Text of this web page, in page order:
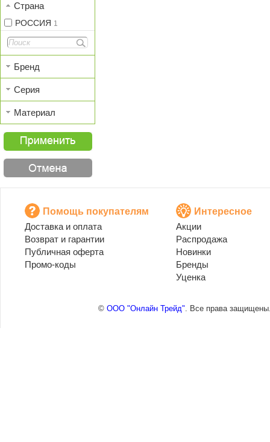
Страна
РОССИЯ 1
Бренд
Серия
Материал
Помощь покупателям
Доставка и оплата
Возврат и гарантии
Публичная оферта
Промо-коды
Интересное
Акции
Распродажа
Новинки
Бренды
Уценка
© ООО "Онлайн Трейд". Все права